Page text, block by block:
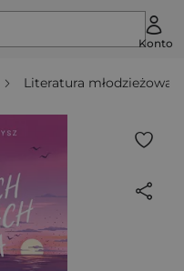
Konto
Literatura młodzieżowa